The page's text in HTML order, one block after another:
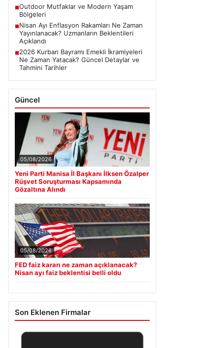
■Outdoor Mutfaklar ve Modern Yaşam
Bölgeleri
■Nisan Ayı Enflasyon Rakamları Ne Zaman
Yayınlanacak? Uzmanların Beklentileri
Açıklandı
■2026 Kurban Bayramı Emekli İkramiyeleri
Ne Zaman Yatacak? Güncel Detaylar ve
Tahmini Tarihler
Güncel
05/08/2026
Yeni Parti Manisa İl Başkanı İlksen Özalper
Rüşvet Soruşturması Kapsamında
Gözaltına Alındı
05/08/2026
FED faiz kararı ne zaman açıklanacak?
Nisan ayı faiz beklentisi belli oldu
Son Eklenen Firmalar